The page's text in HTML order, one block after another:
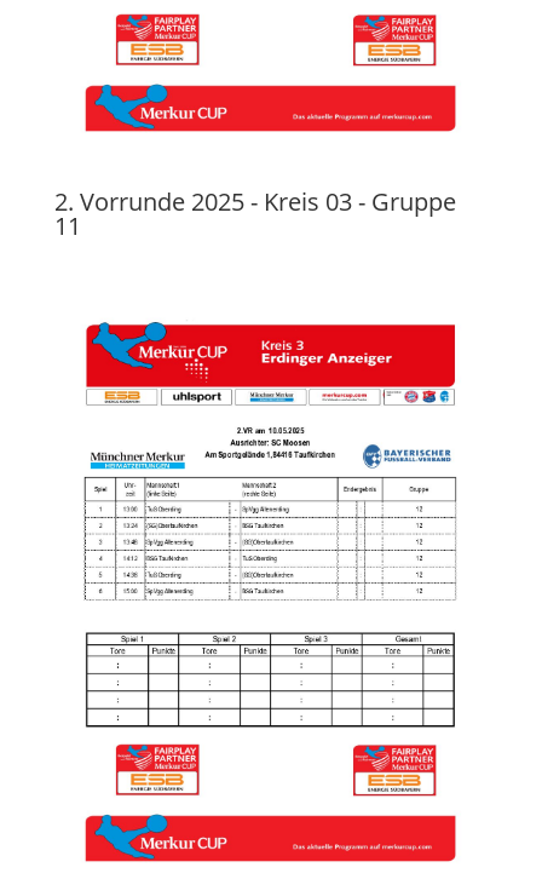
2. Vorrunde 2025 - Kreis 03 - Gruppe
11